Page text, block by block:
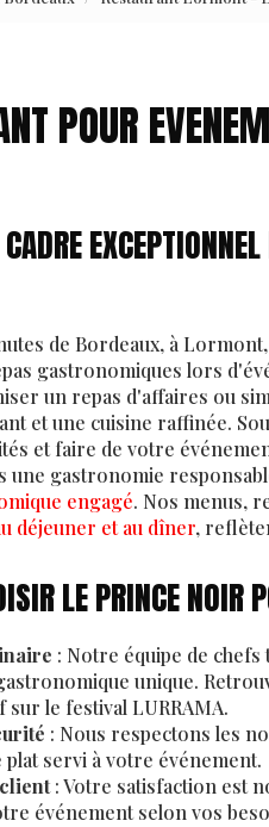
POUR
de Bordeaux, à Lormont,
gastronomiques lors
un repas d'affaires ou
et une cuisine raffinée.
et faire de votre
une gastronomie
engagé. Nos menus,
déjeuner et au dîner,
LE PRINCE NOIR
: Notre équipe de
unique.
sur le festival LURRAMA.
: Nous respectons les
plat servi à votre événement.
: Votre satisfaction est
événement selon vos